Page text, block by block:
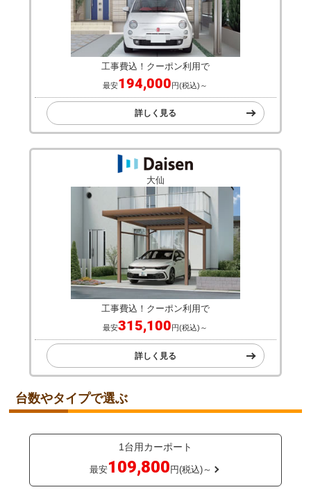
工事費込！クーポン利用で
最安194,000円(税込)～
詳しく見る
大仙
工事費込！クーポン利用で
最安315,100 円(税込)～
詳しく見る
台数やタイプで選ぶ
1台用カーポート
最安109,800 円(税込)～